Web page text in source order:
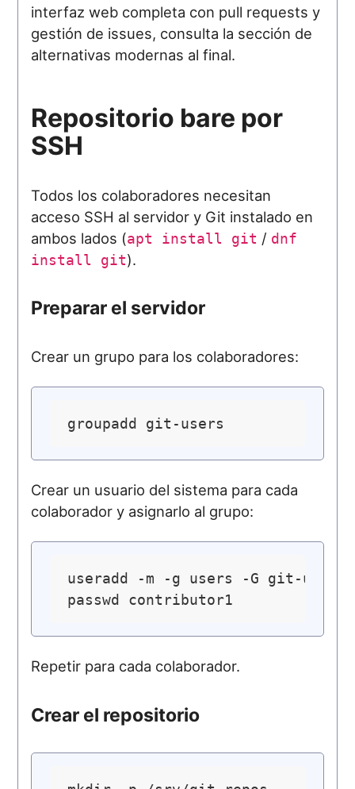
interfaz web completa con pull requests y
gestión de issues, consulta la sección de
alternativas modernas al final.
Repositorio bare por
SSH
Todos los colaboradores necesitan
acceso SSH al servidor y Git instalado en
ambos lados (apt install git / dnf
install git).
Preparar el servidor
Crear un grupo para los colaboradores:
Crear un usuario del sistema para cada
colaborador y asignarlo al grupo:
useradd -m -g users -G git-
Repetir para cada colaborador.
Crear el repositorio